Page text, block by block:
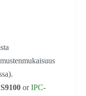
orIPC-